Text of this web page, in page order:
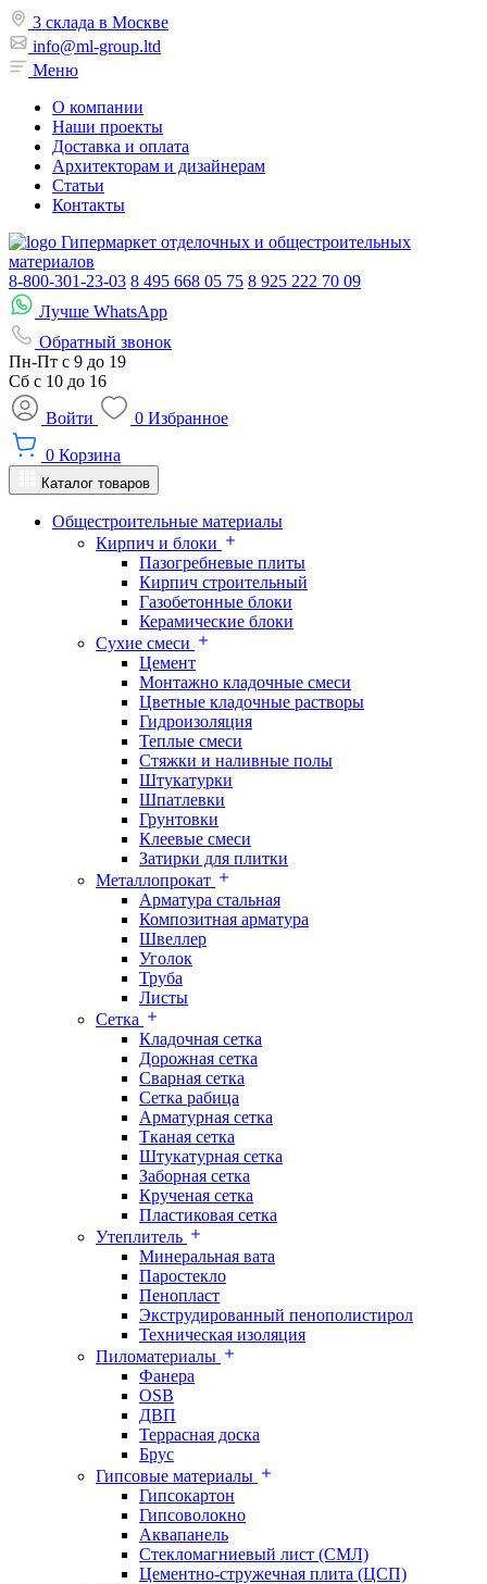
3 склада в Москве
info@ml-group.ltd
Меню
О компании
Наши проекты
Доставка и оплата
Архитекторам и дизайнерам
Статьи
Контакты
Гипермаркет отделочных и общестроительных
материалов
8-800-301-23-03 8 495 668 05 75 8 925 222 70 09
Лучше WhatsApp
Обратный звонок
Пн-Пт с 9 до 19
Сб с 10 до 16
Войти
0 Избранное
0 Корзина
Каталог товаров
Общестроительные материалы
Кирпич и блоки
Пазогребневые плиты
Кирпич строительный
Газобетонные блоки
Керамические блоки
Сухие смеси
Цемент
Монтажно кладочные смеси
Цветные кладочные растворы
Гидроизоляция
Теплые смеси
Стяжки и наливные полы
Штукатурки
Шпатлевки
Грунтовки
Клеевые смеси
Затирки для плитки
Металлопрокат
Арматура стальная
Композитная арматура
Швеллер
Уголок
Труба
Листы
Сетка
Кладочная сетка
Дорожная сетка
Сварная сетка
Сетка рабица
Арматурная сетка
Тканая сетка
Штукатурная сетка
Заборная сетка
Крученая сетка
Пластиковая сетка
Утеплитель
Минеральная вата
Паростекло
Пенопласт
Экструдированный пенополистирол
Техническая изоляция
Пиломатериалы
Фанера
OSB
ДВП
Террасная доска
Брус
Гипсовые материалы
Гипсокартон
Гипсоволокно
Аквапанель
Стекломагниевый лист (СМЛ)
Цементно-стружечная плита (ЦСП)